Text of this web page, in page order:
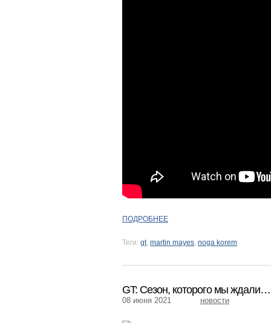
ПОДРОБНЕЕ
Теги: gt, martin mayes, noga korem
GT: Сезон, которого мы ждали…
08 июня 2021 новости